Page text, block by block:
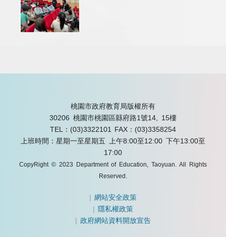
桃園市政府教育局版權所有
30206 桃園市桃園區縣府路1號14, 15樓
TEL：(03)3322101
FAX：(03)3358254
上班時間：星期一至星期五 上午8:00至12:00 下午13:00至
17:00
CopyRight © 2023 Department of Education, Taoyuan. All Rights
Reserved.
|網站安全政策
| 隱私權政策
|政府網站資料開放宣告